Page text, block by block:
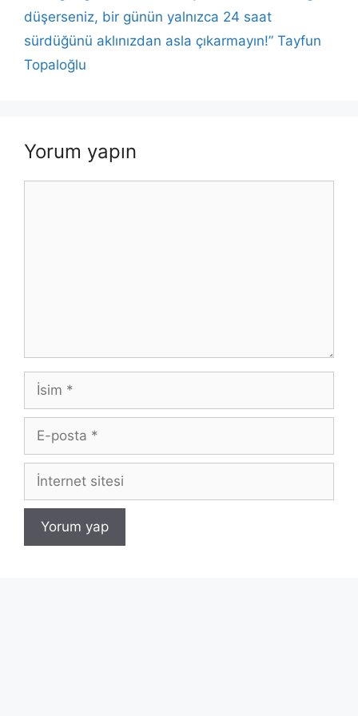
düşerseniz, bir günün yalnızca 24 saat
sürdüğünü aklınızdan asla çıkarmayın!” Tayfun
Topaloğlu
Yorum yapın
İsim
posta
İnternet
sitesi